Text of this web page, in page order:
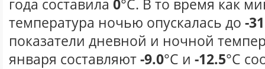
года составила 0°С. В то время как
температура ночью опускалась до -31
показатели дневной и ночной
января составляют-9.0°С и -12.5°С